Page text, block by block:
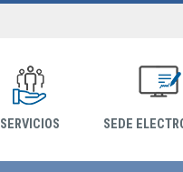
SERVICIOS SEDE